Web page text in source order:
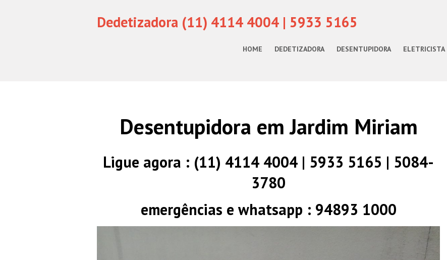
Dedetizadora (11) 4114 4004 | 5933 5165
HOME DEDETIZADORA DESENTUPIDORA ELETRICISTA
Desentupidora em Jardim Miriam
Ligue agora : (11) 4114 4004 | 5933 5165 | 5084-
3780
emergências e whatsapp : 94893 1000